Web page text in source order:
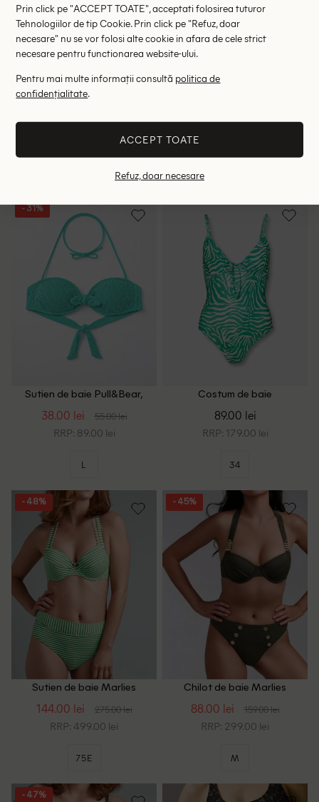
Chilot de baie FREE
24.05 lei 49.00 lei 57.00 lei 89.00 lei
- 31%
Sutien de baie Pull&Bear,
38.00 lei 55.00 lei
RRP: 89.00 lei
L
Costum de baie
89.00 lei
RRP: 179.00 lei
34
- 48%
Sutien de baie Marlies
144.00 lei 275.00 lei
RRP: 499.00 lei
75E
- 45%
Chilot de baie Marlies
88.00 lei 159.00 lei
RRP: 299.00 lei
M
- 47%
Prin click pe "ACCEPT TOATE", acceptati folosirea tuturor
Tehnologiilor de tip Cookie. Prin click pe "Refuz, doar
necesare" nu se vor folosi alte cookie in afara de cele strict
necesare pentru functionarea website-ului.
Pentru mai multe informații consultă politica de
confidențialitate.
ACCEPT TOATE
Refuz, doar necesare